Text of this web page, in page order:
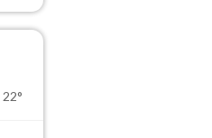
22°